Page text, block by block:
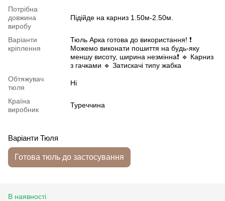
Потрібна
довжина
виробу
Підійде на карниз 1.50м-2.50м.
Варіанти
кріплення
Тюль Арка готова до використання! ❗️
Можемо виконати пошиття на будь-яку
меншу висоту, ширина незмінна❗️ 🔹 Карниз
з гачками 🔹 Затискачі типу жабка
Обтяжувач
тюля
Ні
Країна
виробник
Туреччина
Варіанти Тюля
Готова тюль до застосування
В наявності